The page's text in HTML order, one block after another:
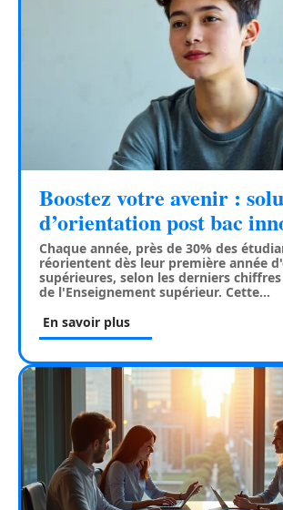
Boostez votre avenir :
d’orientation post bac
Chaque année, près de 30% des
réorientent dès leur première année
supérieures, selon les derniers
de l'Enseignement supérieur. Cette…
En savoir plus